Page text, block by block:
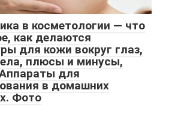
в косметологии — что
как делаются
для кожи вокруг глаз,
плюсы и минусы,
для
в домашних
Фото